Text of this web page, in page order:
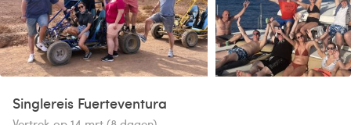
Singlereis Fuerteventura